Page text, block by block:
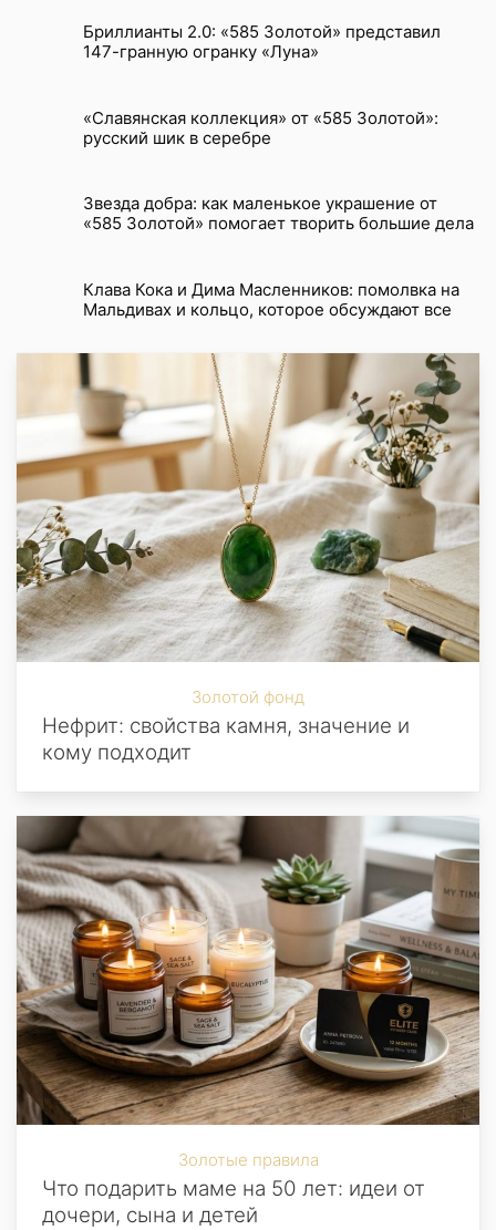
Бриллианты 2.0: «585 Золотой» представил
147-гранную огранку «Луна»
«Славянская коллекция» от «585 Золотой»:
русский шик в серебре
Звезда добра: как маленькое украшение от
«585 Золотой» помогает творить большие дела
Клава Кока и Дима Масленников: помолвка на
Мальдивах и кольцо, которое обсуждают все
Золотой фонд
Нефрит: свойства камня, значение и
кому подходит
Золотые правила
Что подарить маме на 50 лет: идеи от
дочери, сына и детей